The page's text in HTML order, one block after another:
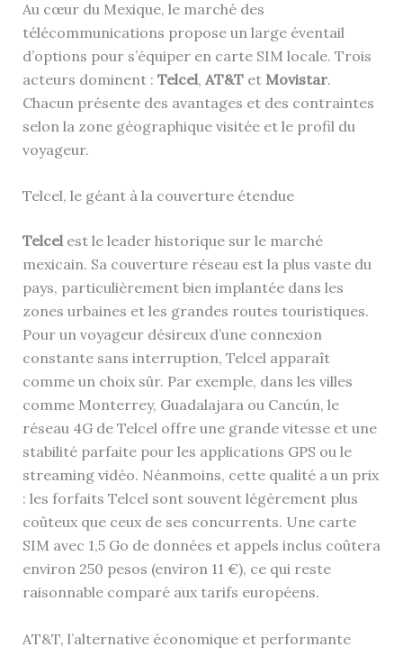
Au cœur du Mexique, le marché des
télécommunications propose un large éventail
d’options pour s’équiper en carte SIM locale. Trois
acteurs dominent : Telcel, AT&Tet Movistar.
Chacun présente des avantages et des contraintes
selon la zone géographique visitée et le profil du
voyageur.
Telcel, le géant à la couverture étendue
Telcelest le leader historique sur le marché
mexicain. Sa couverture réseau est la plus vaste du
pays, particulièrement bien implantée dans les
zones urbaines et les grandes routes touristiques.
Pour un voyageur désireux d’une connexion
constante sans interruption, Telcel apparaît
comme un choix sûr. Par exemple, dans les villes
comme Monterrey, Guadalajara ou Cancún, le
réseau 4G de Telcel offre une grande vitesse et une
stabilité parfaite pour les applications GPS ou le
streaming vidéo. Néanmoins, cette qualité a un prix
: les forfaits Telcel sont souvent légèrement plus
coûteux que ceux de ses concurrents. Une carte
SIM avec 1,5 Go de données et appels inclus coûtera
environ 250 pesos (environ 11 €), ce qui reste
raisonnable comparé aux tarifs européens.
AT&T, l’alternative économique et performante